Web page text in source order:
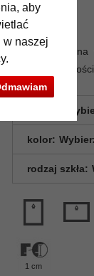
aby
w naszej
Rama z
doskonałej jakości.
kolor:
rodzaj szkła:
1 cm